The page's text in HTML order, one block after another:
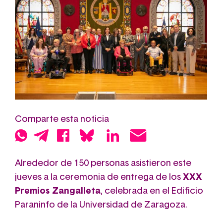
Comparte esta noticia
Alrededor de 150 personas asistieron este
jueves a la ceremonia de entrega de los XXX
Premios Zangalleta, celebrada en el Edificio
Paraninfo de la Universidad de Zaragoza.